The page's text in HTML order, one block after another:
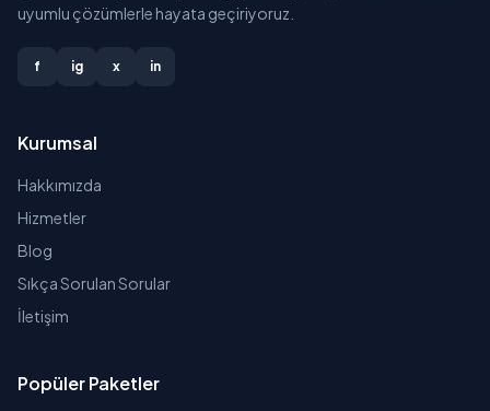
uyumlu çözümlerle hayata geçiriyoruz.
f ig x in
Kurumsal
Hakkımızda
Hizmetler
Blog
Sıkça Sorulan Sorular
İletişim
Popüler Paketler